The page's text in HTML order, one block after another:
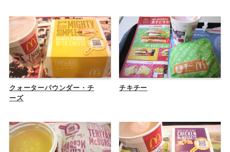
クォーターパウンダー・チ
ーズ
チキチー